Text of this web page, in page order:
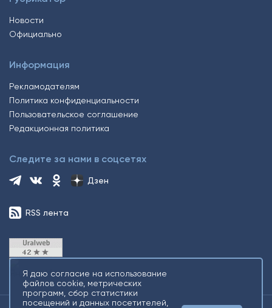
Новости
Официально
Информация
Рекламодателям
Политика конфиденциальности
Пользовательское соглашение
Редакционная политика
Следите за нами в соцсетях
Дзен
RSS лента
Я даю согласие на использование
файлов cookie, метрических
программ, сбор статистики
посещений и данных посетителей,